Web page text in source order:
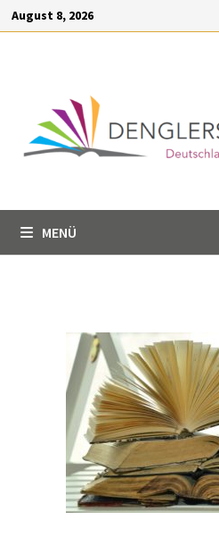
springen
August 8, 2026
MENÜ